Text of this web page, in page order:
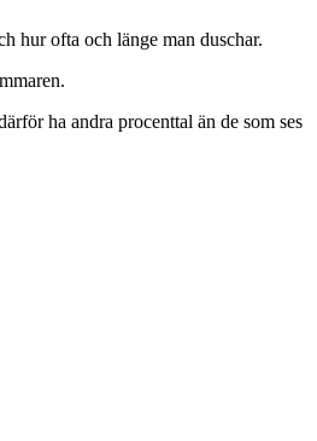
hur ofta och länge man duschar.
ha andra procenttal än de som ses